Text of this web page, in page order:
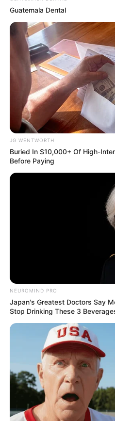
Pfizer's Worst Nightmare:
Prescriptions For This 87¢
ER Doctor: "I Threw Out My
FRIDAY PLANS
Guatemala Dental
JG WENTWORTH
Buried In $10,000+ Of High-
Before Paying
NEUROMIND PRO
Japan's Greatest Doctors Say
Stop Drinking These 3